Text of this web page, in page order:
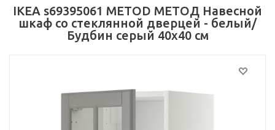
IKEA s69395061 METOD МЕТОД Навесной
шкаф со стеклянной дверцей - белый/
Будбин серый 40x40 см